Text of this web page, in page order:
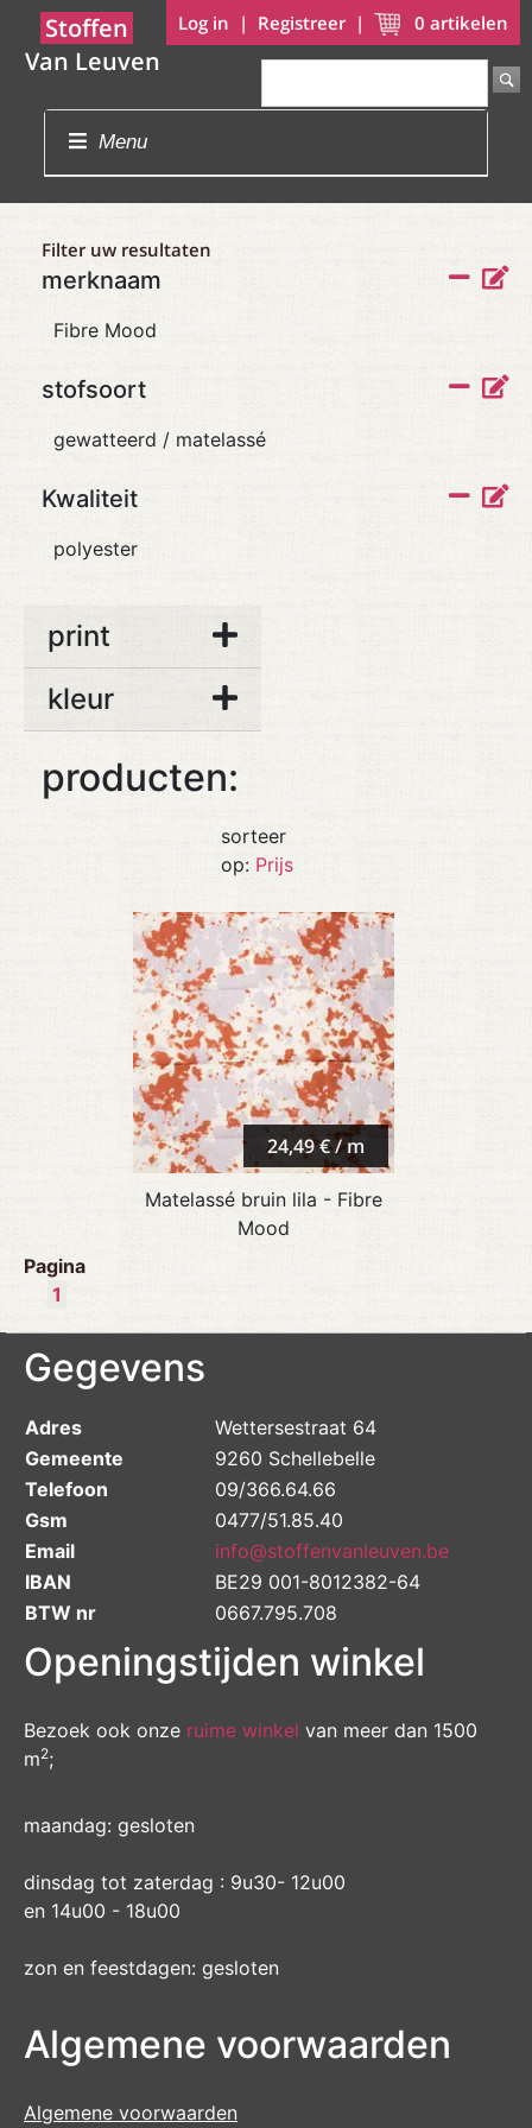
Log in | Registreer | 0 artikelen
Stoffen
Van Leuven
Menu
Filter uw resultaten
merknaam
Fibre Mood
stofsoort
gewatteerd / matelassé
Kwaliteit
polyester
print
kleur
producten:
sorteer
op: Prijs
24,49 € / m
Matelassé bruin lila - Fibre
Mood
Pagina
1
Gegevens
Adres
Wettersestraat 64
Gemeente
9260 Schellebelle
Telefoon
09/366.64.66
Gsm
0477/51.85.40
Email
info@stoffenvanleuven.be
IBAN
BE29 001-8012382-64
BTW nr
0667.795.708
Openingstijden winkel
Bezoek ook onze ruime winkel van meer dan 1500
m2;
maandag: gesloten
dinsdag tot zaterdag : 9u30- 12u00
en 14u00 - 18u00
zon en feestdagen: gesloten
Algemene voorwaarden
Algemene voorwaarden